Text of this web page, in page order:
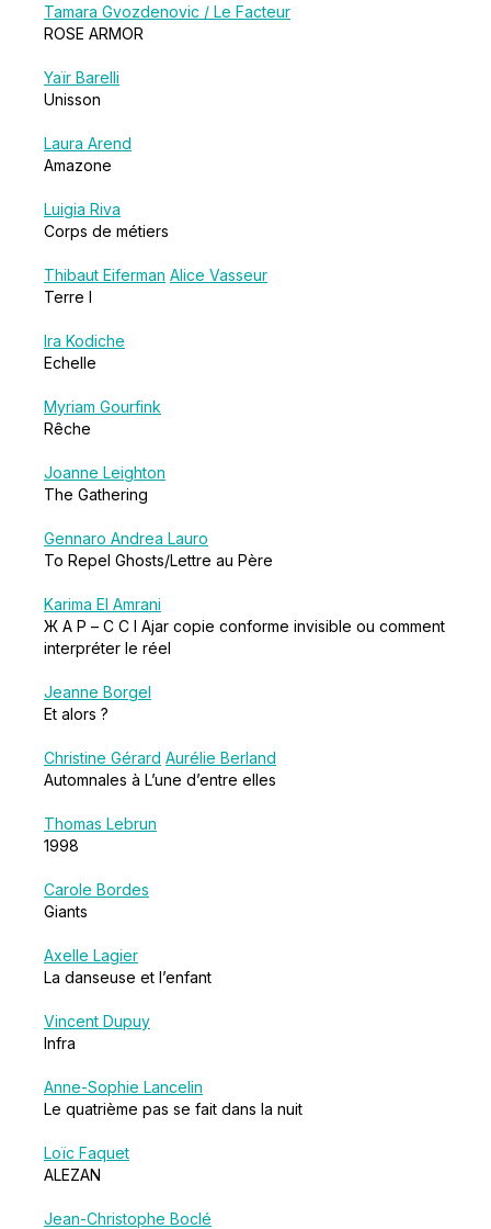
Tamara Gvozdenovic / Le Facteur
ROSE ARMOR
Yaïr Barelli
Unisson
Laura Arend
Amazone
Luigia Riva
Corps de métiers
Thibaut Eiferman Alice Vasseur
Terre I
Ira Kodiche
Echelle
Myriam Gourfink
Rêche
Joanne Leighton
The Gathering
Gennaro Andrea Lauro
To Repel Ghosts/Lettre au Père
Karima El Amrani
Ж А Р – C C I Ajar copie conforme invisible ou comment
interpréter le réel
Jeanne Borgel
Et alors ?
Christine Gérard Aurélie Berland
Automnales à L’une d’entre elles
Thomas Lebrun
1998
Carole Bordes
Giants
Axelle Lagier
La danseuse et l’enfant
Vincent Dupuy
Infra
Anne-Sophie Lancelin
Le quatrième pas se fait dans la nuit
Loïc Faquet
ALEZAN
Jean-Christophe Boclé